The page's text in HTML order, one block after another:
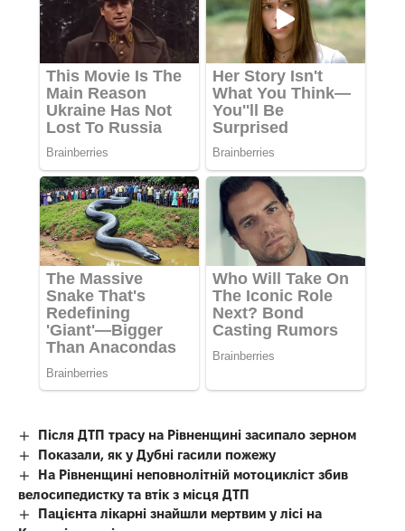
Після ДТП трасу на Рівненщині засипало зерном
Показали, як у Дубні гасили пожежу
На Рівненщині неповнолітній мотоцикліст збив
велосипедистку та втік з місця ДТП
Пацієнта лікарні знайшли мертвим у лісі на